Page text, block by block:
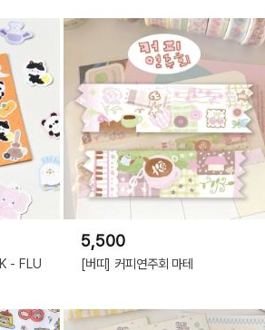
- FLU
5,500
[버띠] 커피연주회 마테